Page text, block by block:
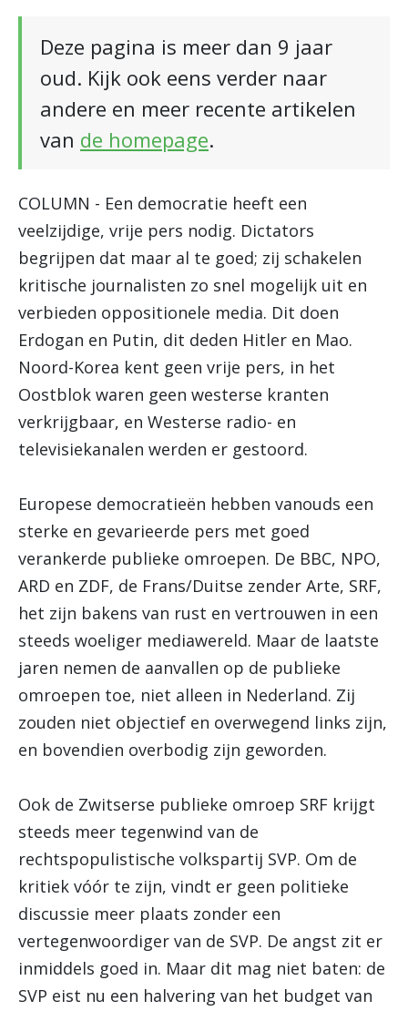
Deze pagina is meer dan 9 jaar
oud. Kijk ook eens verder naar
andere en meer recente artikelen
van de homepage.
COLUMN - Een democratie heeft een
veelzijdige, vrije pers nodig. Dictators
begrijpen dat maar al te goed; zij schakelen
kritische journalisten zo snel mogelijk uit en
verbieden oppositionele media. Dit doen
Erdogan en Putin, dit deden Hitler en Mao.
Noord-Korea kent geen vrije pers, in het
Oostblok waren geen westerse kranten
verkrijgbaar, en Westerse radio- en
televisiekanalen werden er gestoord.
Europese democratieën hebben vanouds een
sterke en gevarieerde pers met goed
verankerde publieke omroepen. De BBC, NPO,
ARD en ZDF, de Frans/Duitse zender Arte, SRF,
het zijn bakens van rust en vertrouwen in een
steeds woeliger mediawereld. Maar de laatste
jaren nemen de aanvallen op de publieke
omroepen toe, niet alleen in Nederland. Zij
zouden niet objectief en overwegend links zijn,
en bovendien overbodig zijn geworden.
Ook de Zwitserse publieke omroep SRF krijgt
steeds meer tegenwind van de
rechtspopulistische volkspartij SVP. Om de
kritiek vóór te zijn, vindt er geen politieke
discussie meer plaats zonder een
vertegenwoordiger van de SVP. De angst zit er
inmiddels goed in. Maar dit mag niet baten: de
SVP eist nu een halvering van het budget van